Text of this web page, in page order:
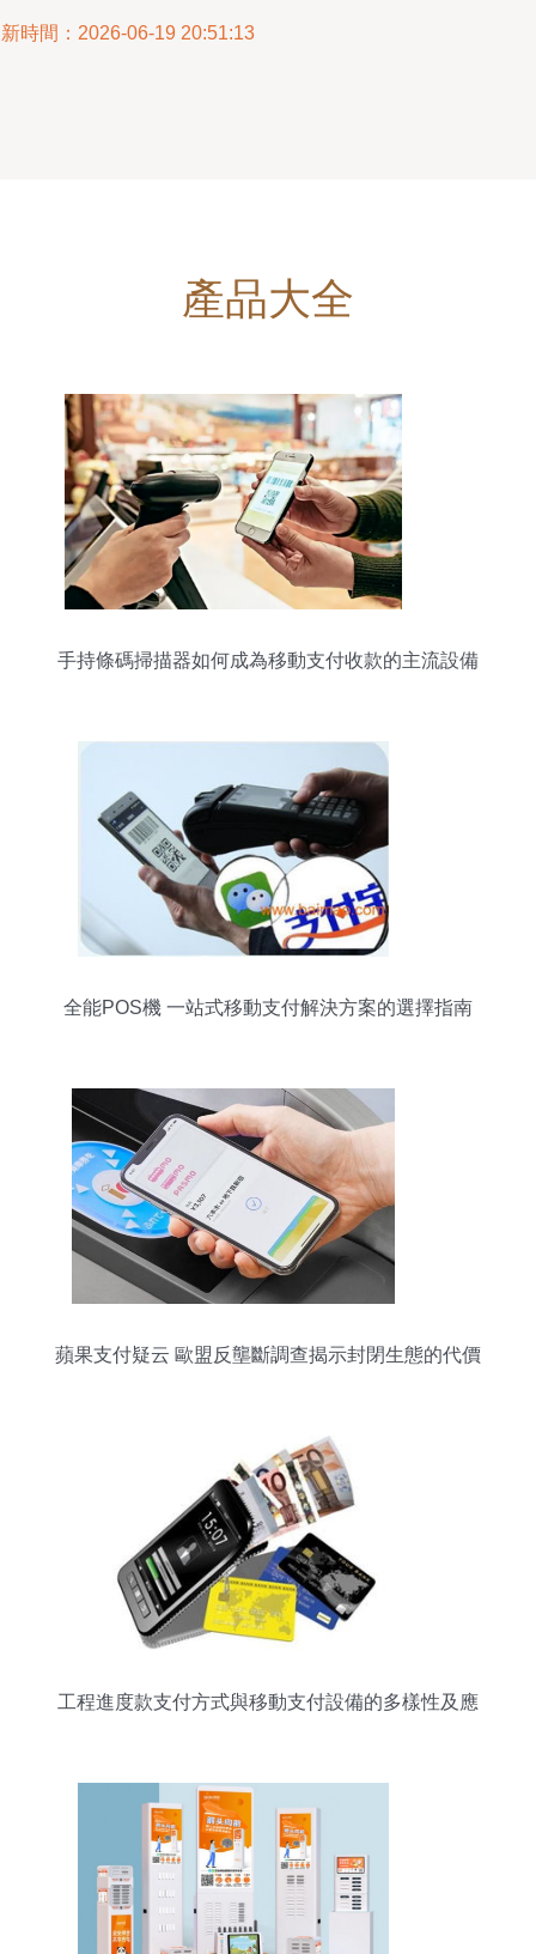
時間：2026-06-19 20:51:13
產品大全
手持條碼掃描器如何成為移動支付收款的主流設備
全能POS機 一站式移動支付解決方案的選擇指南
蘋果支付疑云 歐盟反壟斷調查揭示封閉生態的代價
工程進度款支付方式與移動支付設備的多樣性及應